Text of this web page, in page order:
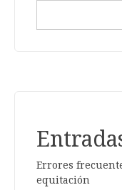
Errores
equitación